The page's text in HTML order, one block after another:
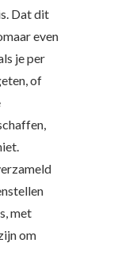
Dat dit
even
je per
of
met
om